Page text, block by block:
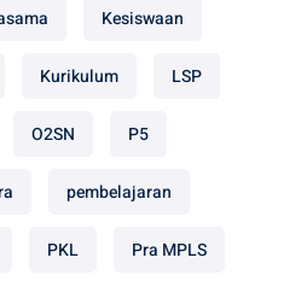
Kesiswaan
Kurikulum LSP
O2SN P5
pembelajaran
PKL Pra MPLS